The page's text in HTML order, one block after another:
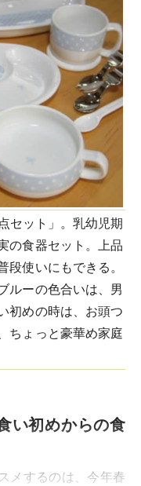
セット」。乳幼児期
の食器セット。上品
段使いにもできる。
ルーの色合いは、男
初めの時は、お頭つ
ちょっと豪華め家庭
い初めからの食
メするのは、今年春